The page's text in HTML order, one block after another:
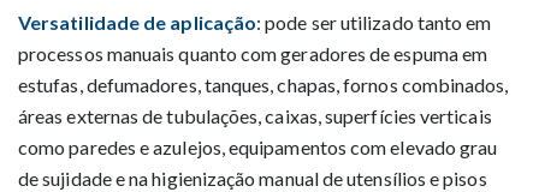
Versatilidade de aplicação: pode ser utilizado tanto em
processos manuais quanto com geradores de espuma em
estufas, defumadores, tanques, chapas, fornos combinados,
áreas externas de tubulações, caixas, superfícies verticais
como paredes e azulejos, equipamentos com elevado grau
de sujidade e na higienização manual de utensílios e pisos